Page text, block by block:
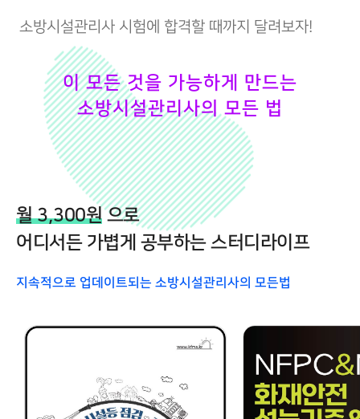
소방시설관리사 시험에 합격할 때까지 달려보자!
이 모든 것을 가능하게 만드는
소방시설관리사의 모든 법
월 3,300원으로
어디서든 가볍게 공부하는 스터디라이프
지속적으로 업데이트되는 소방시설관리사의 모든법